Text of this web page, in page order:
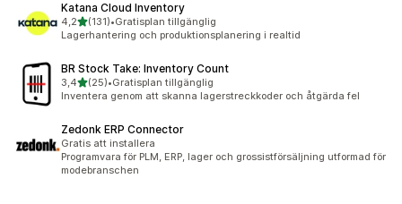
Katana Cloud Inventory
4,2av 5 stjärnor
(131)
131 recensioner totalt
•Gratisplan tillgänglig
Lagerhantering och produktionsplanering i realtid
BR Stock Take: Inventory Count
3,4av 5 stjärnor
(25)
25 recensioner totalt
•Gratisplan tillgänglig
Inventera genom att skanna lagerstreckkoder och åtgärda fel
Zedonk ERP Connector
Gratis att installera
Programvara för PLM, ERP, lager och grossistförsäljning utformad för
modebranschen